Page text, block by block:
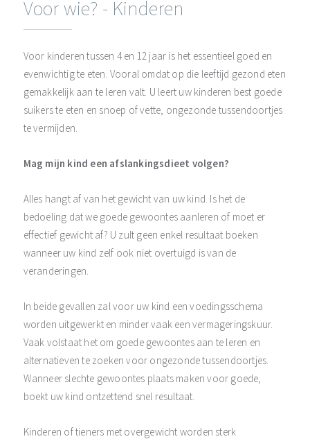
Voor wie? - Kinderen
Voor kinderen tussen 4 en 12 jaar is het essentieel goed en
evenwichtig te eten. Vooral omdat op die leeftijd gezond eten
gemakkelijk aan te leren valt. U leert uw kinderen best goede
suikers te eten en snoep of vette, ongezonde tussendoortjes
te vermijden.
Mag mijn kind een afslankingsdieet volgen?
Alles hangt af van het gewicht van uw kind. Is het de
bedoeling dat we goede gewoontes aanleren of moet er
effectief gewicht af? U zult geen enkel resultaat boeken
wanneer uw kind zelf ook niet overtuigd is van de
veranderingen.
In beide gevallen zal voor uw kind een voedingsschema
worden uitgewerkt en minder vaak een vermageringskuur.
Vaak volstaat het om goede gewoontes aan te leren en
alternatieven te zoeken voor ongezonde tussendoortjes.
Wanneer slechte gewoontes plaats maken voor goede,
boekt uw kind ontzettend snel resultaat.
Kinderen of tieners met overgewicht worden sterk